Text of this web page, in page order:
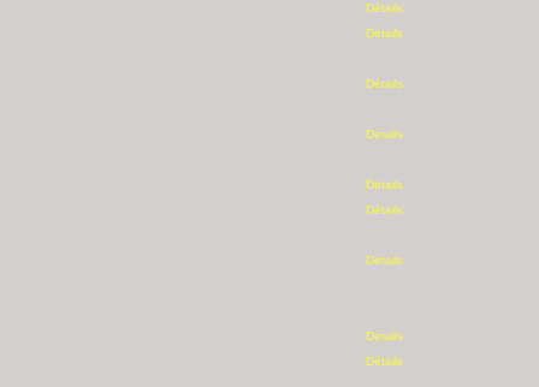
Détails
Détails
Détails
Détails
Détails
Détails
Détails
Détails
Détails